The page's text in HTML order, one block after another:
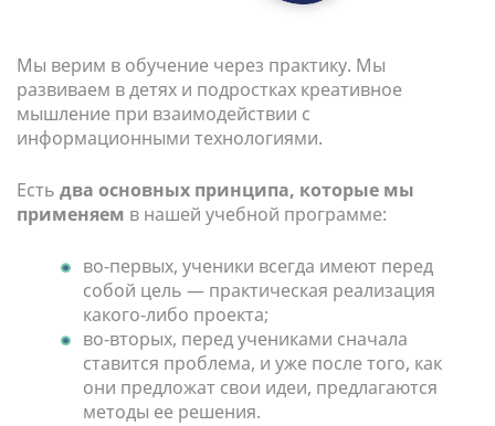
Мы верим в обучение через практику. Мы
развиваем в детях и подростках креативное
мышление при взаимодействии с
информационными технологиями.
Есть два основных принципа, которые мы
применяем в нашей учебной программе:
во-первых, ученики всегда имеют перед
собой цель — практическая реализация
какого-либо проекта;
во-вторых, перед учениками сначала
ставится проблема, и уже после того, как
они предложат свои идеи, предлагаются
методы ее решения.